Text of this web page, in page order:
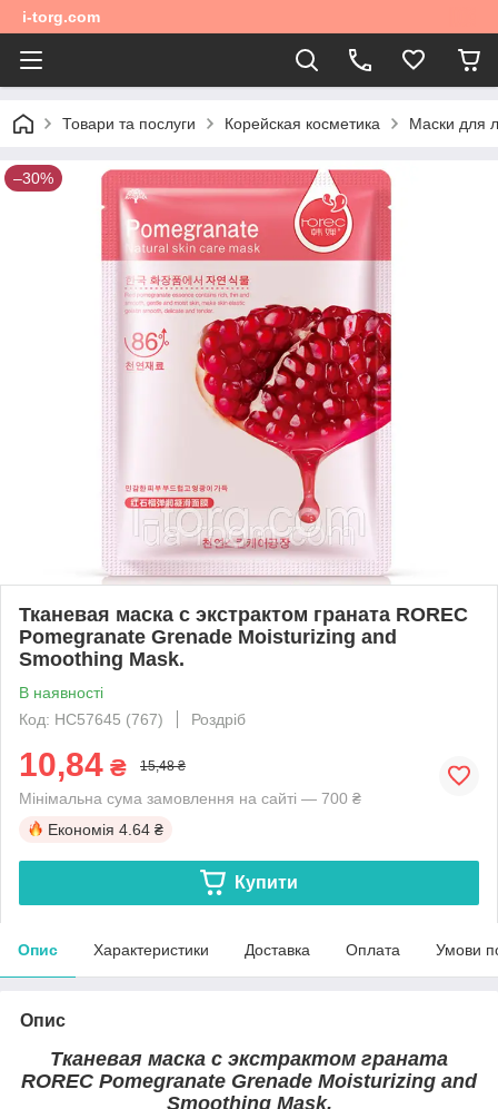
i-torg.com
Товари та послуги Корейская косметика Маски для
–30%
Тканевая маска с экстрактом граната ROREC
Pomegranate Grenade Moisturizing and
Smoothing Mask.
В наявності
Код: HC57645 (767)
Роздріб
10,84 ₴ 15,48 ₴
Мінімальна сума замовлення на сайті — 700 ₴
Економія 4.64 ₴
Купити
Опис Характеристики Доставка Оплата Умови
Опис
Тканевая маска с экстрактом граната
ROREC Pomegranate Grenade Moisturizing and
Smoothing Mask.